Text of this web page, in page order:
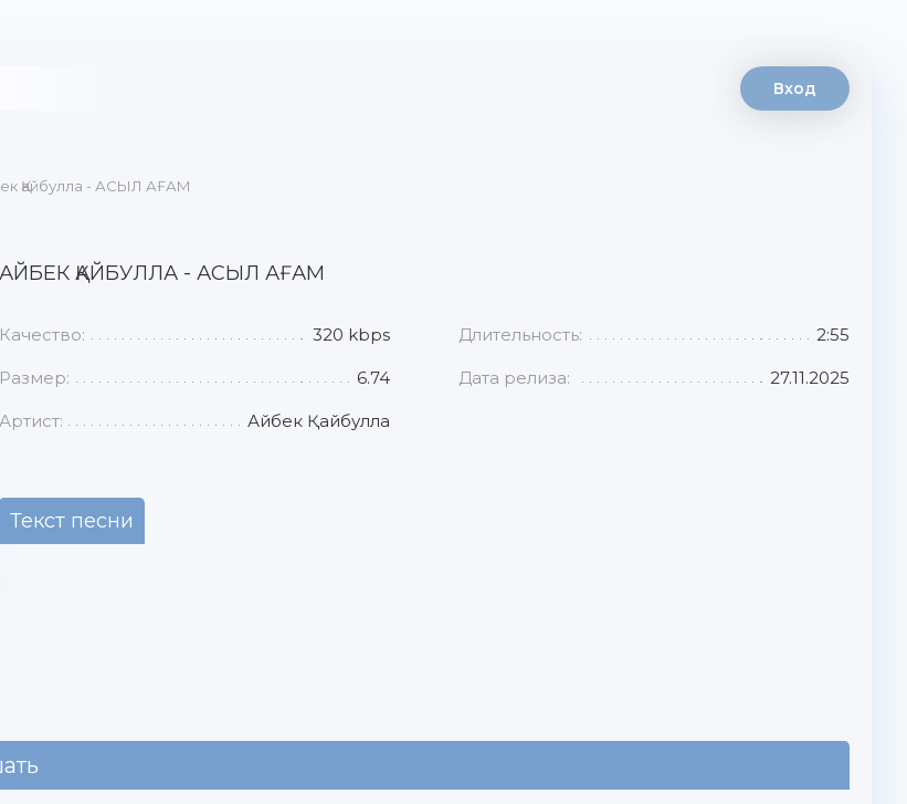
Вход
Қайбулла - АСЫЛ АҒАМ
АЙБЕК ҚАЙБУЛЛА - АСЫЛ АҒАМ
Качество: 320 kbps Длительность: 2:55
Размер: 6.74 Дата релиза: 27.11.2025
Артист: Айбек Қайбулла
Текст песни